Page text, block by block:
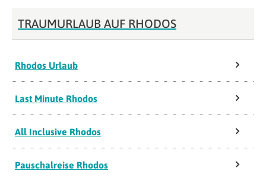
TRAUMURLAUB AUF RHODOS
Rhodos Urlaub
Last Minute Rhodos
All Inclusive Rhodos
Pauschalreise Rhodos